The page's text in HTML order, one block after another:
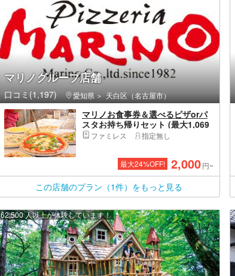
マリノグループ店舗
口コミ(1,197) 愛知県 天白区（名古屋市）
マリノお食事券＆選べるピザorパ
スタお持ち帰りセット (最大1,069
円分お得！)※沖縄店舗対象外
ファミレス 指定無し
最大24%OFF! 2,000円~
この店舗のプラン（1件）をもっと見る
62,500 人以上が体験しています！